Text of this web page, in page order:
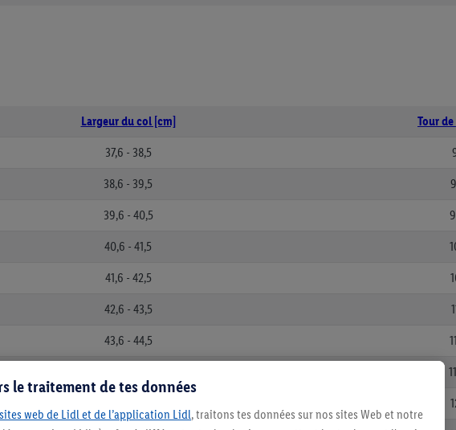
Largeur du col [cm] Tour
37,6 - 38,5
38,6 - 39,5
39,6 - 40,5
40,6 - 41,5
41,6 - 42,5
42,6 - 43,5
43,6 - 44,5
le traitement de tes données
web de Lidl et de l’application Lidl, traitons tes données sur nos sites Web et notre